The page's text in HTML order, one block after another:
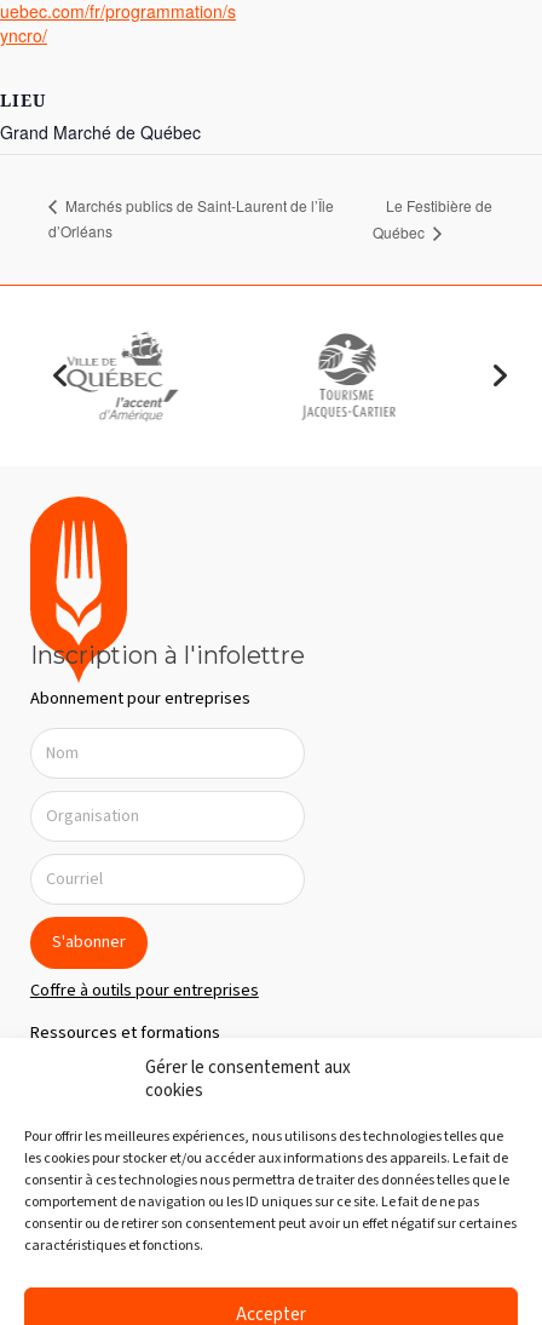
Gérer le consentement aux
cookies
Pour offrir les meilleures expériences, nous utilisons des technologies telles que
les cookies pour stocker et/ou accéder aux informations des appareils. Le fait de
consentir à ces technologies nous permettra de traiter des données telles que le
comportement de navigation ou les ID uniques sur ce site. Le fait de ne pas
consentir ou de retirer son consentement peut avoir un effet négatif sur certaines
caractéristiques et fonctions.
Accepter
uebec.com/fr/programmation/s
yncro/
LIEU
Grand Marché de Québec
Marchés publics de Saint-Laurent de l’Île
d’Orléans
Le Festibière de
Québec
Inscription à l'infolettre
Abonnement pour entreprises
S'abonner
Coffre à outils pour entreprises
Ressources et formations
Politique de confidentialité
Notre équipe
Nous joindre
Découvertes gourmandes
Partenaires